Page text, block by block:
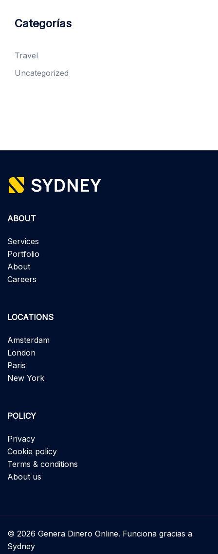
Categorías
Travel
Uncategorized
ABOUT
Services
Portfolio
About
Careers
LOCATIONS
Amsterdam
London
Paris
New York
POLICY
Privacy
Cookie policy
Terms & conditions
About us
© 2026 Genera Dinero Online. Funciona gracias a
Sydney